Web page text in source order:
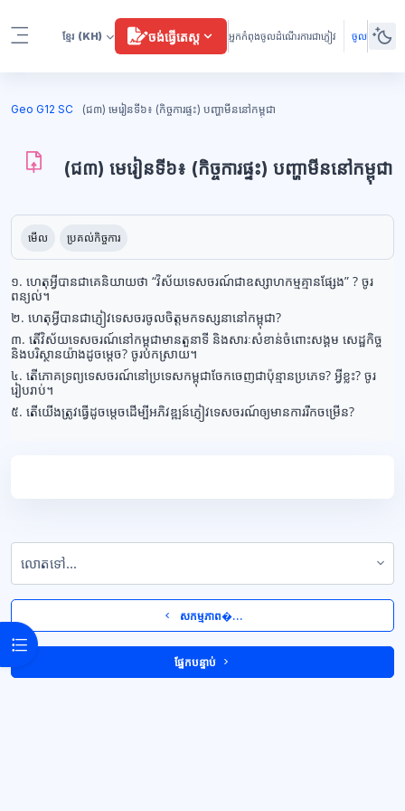
ខ្មែរ (KH) ចង់ធ្វើតេស្ត អ្នកកំពុងចូលដំណើរការជាភ្ញៀវ ចូល
Open course index
Geo G12 SC (ជ៣) មេរៀនទី៦៖ (កិច្ចការផ្ទះ) បញ្ហាមីននៅកម្ពុជា
(ជ៣) មេរៀនទី៦៖ (កិច្ចការផ្ទះ) បញ្ហាមីននៅកម្ពុជា
ប្លុក
តម្រូវការសម្រាប់ការបញ្ចប់
មើល ប្រគល់កិច្ចការ
១. ហេតុអ្វីបានជាគេនិយាយថា “វិស័យទេសចរណ៍ជាឧស្សាហកម្មគ្មានផ្សែង” ? ចូរ
ពន្យល់។
២. ហេតុអ្វីបានជាភ្ញៀវទេសចរចូលចិត្តមកទស្សនានៅកម្ពុជា?
៣. តើវិស័យទេសចរណ៍នៅកម្ពុជាមានតួនាទី និងសារៈសំខាន់ចំពោះសង្គម សេដ្ឋកិច្ច
និងបរិស្ថានយ៉ាងដូចម្តេច? ចូរបកស្រាយ។
៤. តើភោគទ្រព្យទេសចរណ៍នៅប្រទេសកម្ពុជាចែកចេញជាប៉ុន្មានប្រភេទ? អ្វីខ្លះ? ចូរ
រៀបរាប់។
៥. តើយើងត្រូវធ្វើដូចម្តេចដើម្បីអភិវឌ្ឍន៍ភ្ញៀវទេសចរណ៍ឲ្យមានការរីកចម្រើន?
  សកម្មភាព�...
ផ្នែកបន្ទាប់